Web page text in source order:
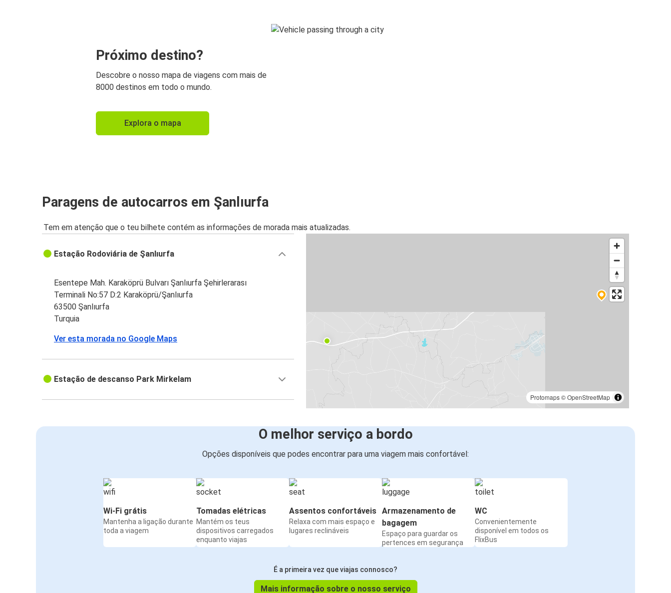
Próximo destino?
Descobre o nosso mapa de viagens com mais de
8000 destinos em todo o mundo.
Explora o mapa
Paragens de autocarros em Şanlıurfa
Tem em atenção que o teu bilhete contém as informações de morada mais atualizadas.
Protomaps©OpenStreetMap
Estação Rodoviária de Şanlıurfa
Esentepe Mah. Karaköprü Bulvarı Şanlıurfa Şehirlerarası
Terminali No:57 D:2 Karaköprü/Şanlıurfa
63500 Şanlıurfa
Turquia
Ver esta morada no Google Maps
Estação de descanso Park Mirkelam
O melhor serviço a bordo
Opções disponíveis que podes encontrar para uma viagem mais confortável:
Wi-Fi grátis
Mantenha a ligação durante
toda a viagem
Tomadas elétricas
Mantém os teus
dispositivos carregados
enquanto viajas
Assentos confortáveis
Relaxa com mais espaço e
lugares reclináveis
Armazenamento de
bagagem
Espaço para guardar os
pertences em segurança
WC
Convenientemente
disponível em todos os
FlixBus
É a primeira vez que viajas connosco?
Mais informação sobre o nosso serviço